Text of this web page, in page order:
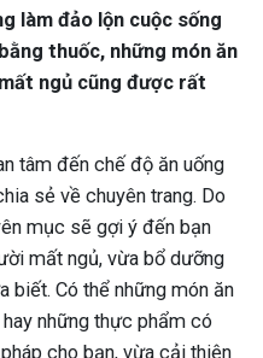
làm đảo lộn cuộc sống
thuốc, những món ăn
ngủ cũng được rất
tâm đến chế độ ăn uống
sẻ về chuyên trang. Do
mục sẽ gợi ý đến bạn
mất ngủ, vừa bổ dưỡng
biết. Có thể những món ăn
những thực phẩm có
cho bạn, vừa cải thiện